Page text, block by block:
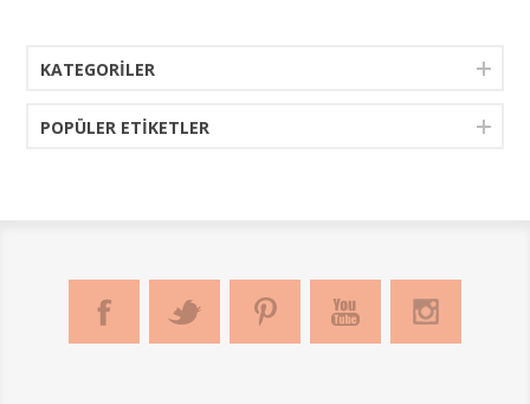
KATEGORILER
POPÜLER ETIKETLER